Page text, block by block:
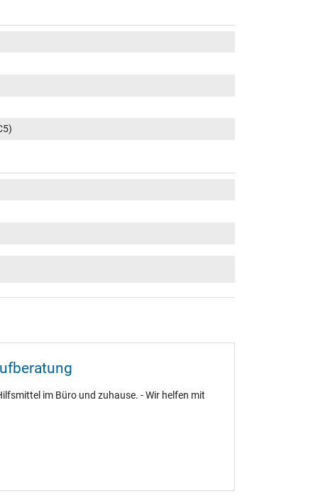
im Büro und zuhause. - Wir helfen mit